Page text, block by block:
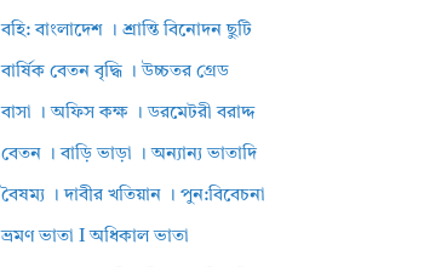
বহি: বাংলাদেশ । শ্রান্তি বিনোদন ছুটি
বার্ষিক বেতন বৃদ্ধি । উচ্চতর গ্রেড
বাসা । অফিস কক্ষ । ডরমেটরী বরাদ্দ
বেতন । বাড়ি ভাড়া । অন্যান্য ভাতাদি
বৈষম্য । দাবীর খতিয়ান । পুন:বিবেচনা
ভ্রমণ ভাতা I অধিকাল ভাতা